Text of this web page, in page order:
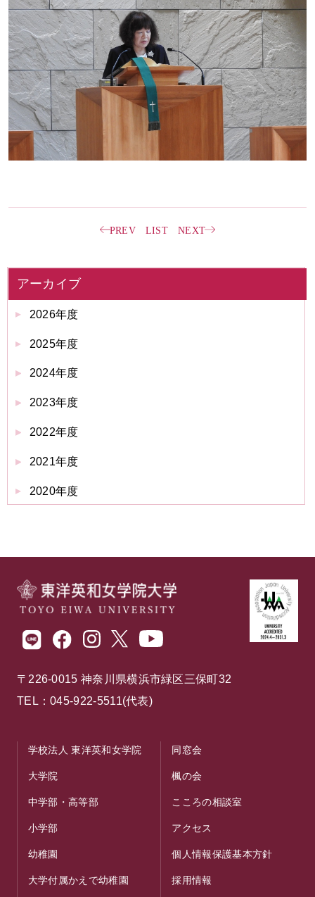
PREV LIST NEXT
アーカイブ
2026年度
2025年度
2024年度
2023年度
2022年度
2021年度
2020年度
〒226-0015 神奈川県横浜市緑区三保町32
TEL：045-922-5511(代表)
学校法人 東洋英和女学院
大学院
中学部・高等部
小学部
幼稚園
大学付属かえで幼稚園
同窓会
楓の会
こころの相談室
アクセス
個人情報保護基本方針
採用情報